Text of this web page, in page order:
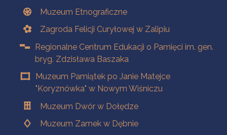
Muzeum Etnograficzne
Zagroda Felicji Curyłowej w Zalipiu
Regionalne Centrum Edukacji o Pamięci im. gen.
bryg. Zdzisława Baszaka
Muzeum Pamiątek po Janie Matejce
"Koryznówka" w Nowym Wiśniczu
Muzeum Dwór w Dołędze
Muzeum Zamek w Dębnie